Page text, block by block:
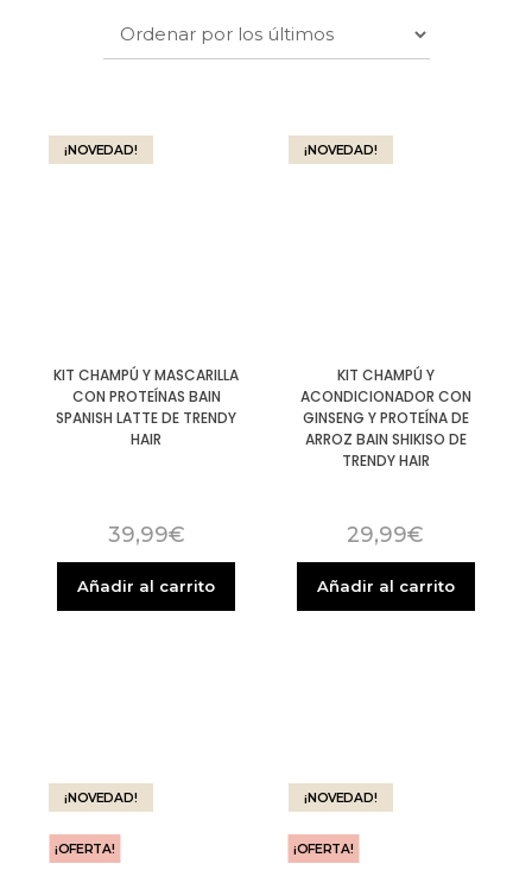
¡NOVEDAD!
KIT CHAMPÚ Y MASCARILLA
CON PROTEÍNAS BAIN
SPANISH LATTE DE TRENDY
HAIR
39,99€
Añadir al carrito
¡NOVEDAD!
KIT CHAMPÚ Y
ACONDICIONADOR CON
GINSENG Y PROTEÍNA DE
ARROZ BAIN SHIKISO DE
TRENDY HAIR
29,99€
Añadir al carrito
¡OFERTA!
¡NOVEDAD!
¡OFERTA!
¡NOVEDAD!